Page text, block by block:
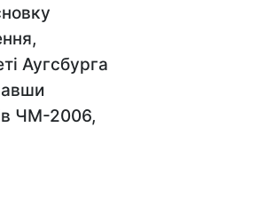
Аугсбурга
ЧМ-2006,